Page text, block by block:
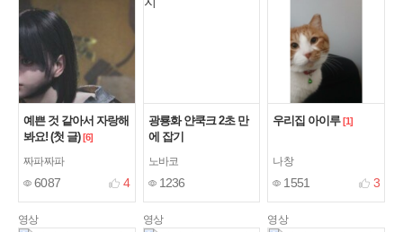
예쁜 것 같아서 자랑해
봐요! (첫 글) [6]
짜파짜파
6087 4
광룡화 얀쿡크 2초 만
에 잡기
노바코
1236
우리집 아이루 [1]
나창
1551 3
영상 영상 영상